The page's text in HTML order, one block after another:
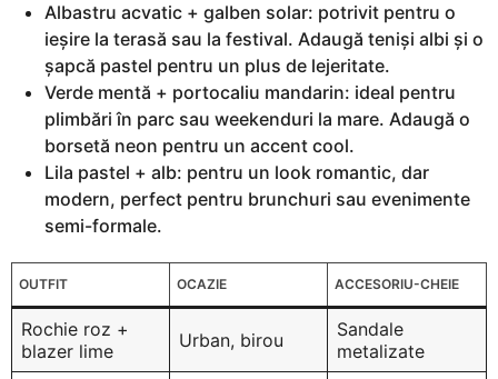
Albastru acvatic + galben solar: potrivit pentru o
ieșire la terasă sau la festival. Adaugă teniși albi și o
șapcă pastel pentru un plus de lejeritate.
Verde mentă + portocaliu mandarin: ideal pentru
plimbări în parc sau weekenduri la mare. Adaugă o
borsetă neon pentru un accent cool.
Lila pastel + alb: pentru un look romantic, dar
modern, perfect pentru brunchuri sau evenimente
semi-formale.
OUTFIT OCAZIE ACCESORIU-CHEIE
Rochie roz +
blazer lime
Urban, birou
Sandale
metalizate